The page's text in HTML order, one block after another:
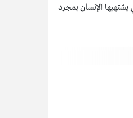
يشتهيها الإنسان بمجرد